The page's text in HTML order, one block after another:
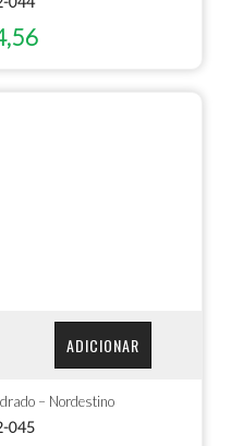
ADICIONAR
– Nordestino
045